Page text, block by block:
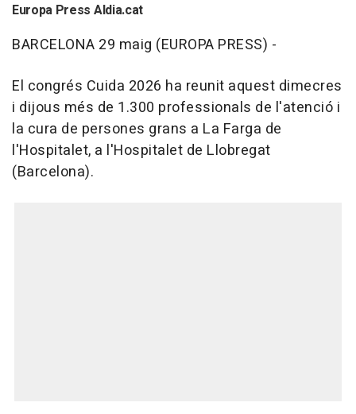
Europa Press Aldia.cat
BARCELONA 29 maig (EUROPA PRESS) -
El congrés Cuida 2026 ha reunit aquest dimecres
i dijous més de 1.300 professionals de l'atenció i
la cura de persones grans a La Farga de
l'Hospitalet, a l'Hospitalet de Llobregat
(Barcelona).